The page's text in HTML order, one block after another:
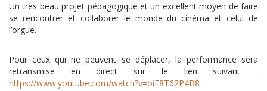
Un très beau projet pédagogique et un excellent moyen de faire
se rencontrer et collaborer le monde du cinéma et celui de
l’orgue.
Pour ceux qui ne peuvent se déplacer, la performance sera
retransmise en direct sur le lien suivant :
https://www.youtube.com/watch?v=oiF8T62P4B8